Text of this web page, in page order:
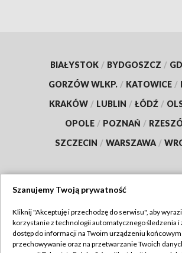
BIAŁYSTOK / BYDGOSZCZ /
GORZÓW WLKP. / KATOWICE /
KRAKÓW / LUBLIN / ŁÓDŹ /
OPOLE / POZNAŃ /
SZCZECIN / WARSZAWA /
TVP
Abonament TVP
Regulamin TVP
Szanujemy Twoją prywatność
Kliknij "Akceptuję i przechodzę do serwisu", aby
korzystanie z technologii automatycznego śledzenia i
dostęp do informacji na Twoim urządzeniu końcowym
przechowywanie oraz na przetwarzanie Twoich